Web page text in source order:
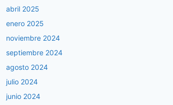
abril 2025
enero 2025
noviembre 2024
septiembre 2024
agosto 2024
julio 2024
junio 2024